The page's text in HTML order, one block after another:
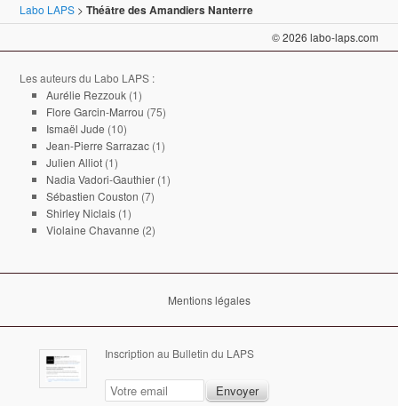
Labo LAPS >Théâtre des Amandiers Nanterre
© 2026 labo-laps.com
Les auteurs du Labo LAPS :
Aurélie Rezzouk (1)
Flore Garcin-Marrou (75)
Ismaël Jude (10)
Jean-Pierre Sarrazac (1)
Julien Alliot (1)
Nadia Vadori-Gauthier (1)
Sébastien Couston (7)
Shirley Niclais (1)
Violaine Chavanne (2)
Mentions légales
Inscription au Bulletin du LAPS